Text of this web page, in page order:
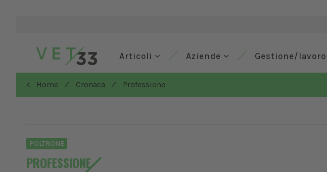
Articoli Aziende Gestione/lavoro
< Home / Cronaca / Professione
POLTRONE
PROFESSIONE